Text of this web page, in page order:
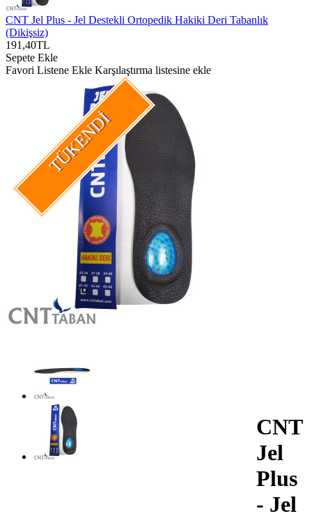
CNT Jel Plus - Jel Destekli Ortopedik Hakiki Deri Tabanlık
(Dikişsiz)
191,40TL
Sepete Ekle
Favori Listene Ekle Karşılaştırma listesine ekle
TÜKENDI
CNT
Jel
Plus
- Jel